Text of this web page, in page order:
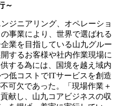
～
ジニアリング、オペレーショ
事業により、世界で選ばれる
業を目指している山九グルー
するお客様や社内作業現場に
する為には、国境を越え域内
低コストでITサービスを創造
可欠であった。「現場作業＋
献し、山九コアビジネスの収